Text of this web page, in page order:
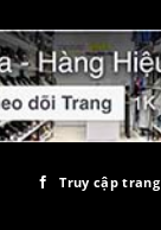
Truy cập trang